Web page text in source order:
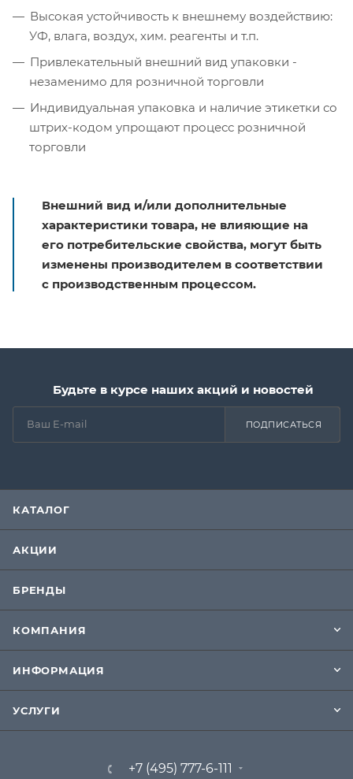
Высокая устойчивость к внешнему воздействию:
УФ, влага, воздух, хим. реагенты и т.п.
Привлекательный внешний вид упаковки -
незаменимо для розничной торговли
Индивидуальная упаковка и наличие этикетки со
штрих-кодом упрощают процесс розничной
торговли
Внешний вид и/или дополнительные
характеристики товара, не влияющие на
его потребительские свойства, могут быть
изменены производителем в соответствии
с производственным процессом.
Будьте в курсе наших акций и новостей
ПОДПИСАТЬСЯ
КАТАЛОГ
АКЦИИ
БРЕНДЫ
КОМПАНИЯ
ИНФОРМАЦИЯ
УСЛУГИ
+7 (495) 777-6-111